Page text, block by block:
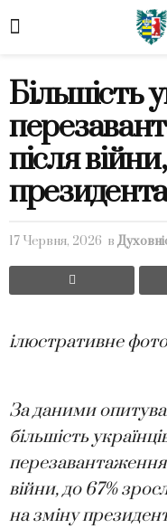
Більшість
після
17 Червня, 2026 в
ілюстративне
За даними
більшість
перезавантаження
війни, до 67%
на зміну